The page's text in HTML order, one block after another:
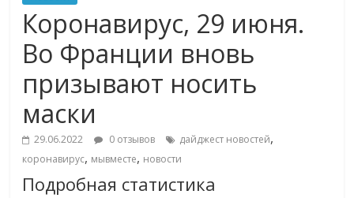
Коронавирус, 29 июня.
Во Франции вновь
призывают носить
маски
29.06.2022 0 отзывов дайджест новостей,
коронавирус, мывместе, новости
Подробная статистика